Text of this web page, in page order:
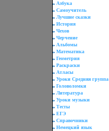
Азбука
Самоучитель
Лучшие сказки
История
Чехов
Черчение
Альбомы
Математика
Геометрия
Раскраски
Атласы
Уроки Средняя группа
Головоломки
Литература
Уроки музыки
Тесты
ЕГЭ
Справочники
Немецкий язык